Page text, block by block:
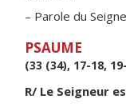
– Parole du
PSAUME
(33 (34), 17-18,
R/ Le Seigneur